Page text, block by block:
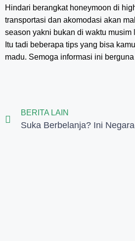
Hindari berangkat honeymoon di
transportasi dan akomodasi akan
season yakni bukan di waktu musim
Itu tadi beberapa tips yang bisa
madu. Semoga informasi ini
BERITA LAIN